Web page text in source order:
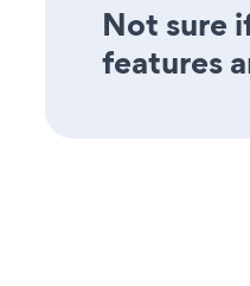
Not sure
features